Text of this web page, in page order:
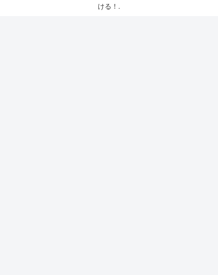
ける！.